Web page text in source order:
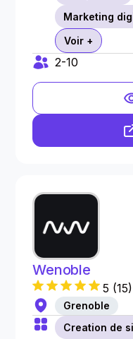
Marketing
Voir +
2-10
Wenoble
5 (15)
Grenoble
Creation de